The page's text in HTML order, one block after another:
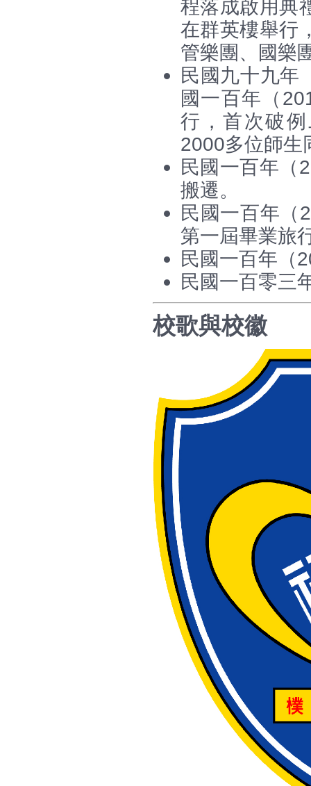
程落成啟用典
在群英樓舉行
管樂團、國樂
民國九十九年
國一百年（
行，首次破
2000多位師生
民國一百年（
搬遷。
民國一百年（
第一屆畢業旅
民國一百年（
民國一百零三
校歌與校徽